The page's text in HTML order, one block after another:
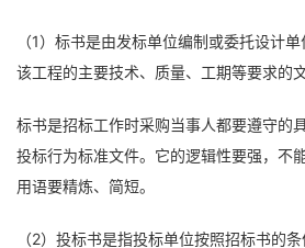
（1）标书是由发标单位编制或委托设计
该工程的主要技术、质量、工期等要求的文
标书是招标工作时采购当事人都要遵守的
投标行为标准文件。它的逻辑性要强，不
用语要精炼、简短。
（2）投标书是指投标单位按照招标书的